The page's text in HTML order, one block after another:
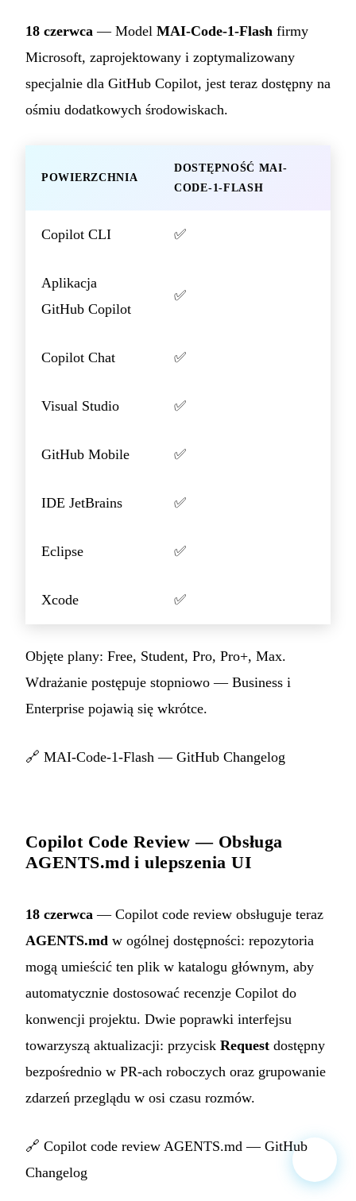
18 czerwca — Model MAI-Code-1-Flash firmy
Microsoft, zaprojektowany i zoptymalizowany
specjalnie dla GitHub Copilot, jest teraz dostępny na
ośmiu dodatkowych środowiskach.
POWIERZCHNIA
DOSTĘPNOŚĆ MAI-
CODE-1-FLASH
Copilot CLI ✅
Aplikacja
GitHub Copilot
✅
Copilot Chat ✅
Visual Studio ✅
GitHub Mobile ✅
IDE JetBrains ✅
Eclipse ✅
Xcode ✅
Objęte plany: Free, Student, Pro, Pro+, Max.
Wdrażanie postępuje stopniowo — Business i
Enterprise pojawią się wkrótce.
🔗 MAI-Code-1-Flash — GitHub Changelog
Copilot Code Review — Obsługa
AGENTS.md i ulepszenia UI
18 czerwca — Copilot code review obsługuje teraz
AGENTS.md w ogólnej dostępności: repozytoria
mogą umieścić ten plik w katalogu głównym, aby
automatycznie dostosować recenzje Copilot do
konwencji projektu. Dwie poprawki interfejsu
towarzyszą aktualizacji: przycisk Request dostępny
bezpośrednio w PR-ach roboczych oraz grupowanie
zdarzeń przeglądu w osi czasu rozmów.
🔗 Copilot code review AGENTS.md — GitHub
Changelog